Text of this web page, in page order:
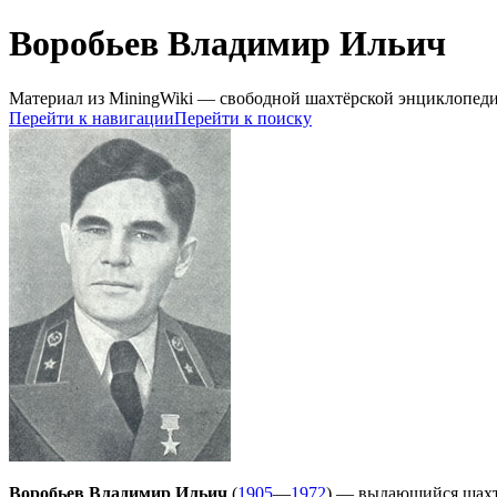
Воробьев Владимир Ильич
Материал из MiningWiki — свободной шахтёрской
Перейти к навигацииПерейти к поиску
Воробьев Владимир Ильич (1905—1972) — выдающийся